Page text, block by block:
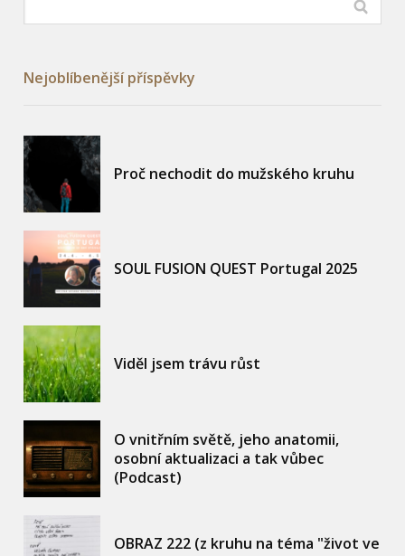
Nejoblíbenější příspěvky
Proč nechodit do mužského kruhu
SOUL FUSION QUEST Portugal 2025
Viděl jsem trávu růst
O vnitřním světě, jeho anatomii,
osobní aktualizaci a tak vůbec
(Podcast)
OBRAZ 222 (z kruhu na téma "život ve